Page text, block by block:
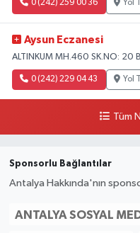
0 (242) 259 00 36 Yol
Aysun Eczanesi
ALTINKUM MH.460 SK.NO: 20 B
0 (242) 229 04 43 Yol
Tüm
Sponsorlu Bağlantılar
Antalya Hakkında'nın
ANTALYA SOSYAL